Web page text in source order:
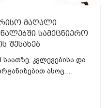
მაღალი
სამეცნიერო
შესახებ
საათზე, კვლევებისა და
ასოც.